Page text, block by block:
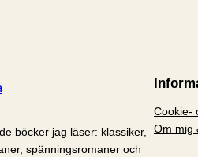
böcker jag läser: klassiker,
spänningsromaner och
Cookie-
Om mig